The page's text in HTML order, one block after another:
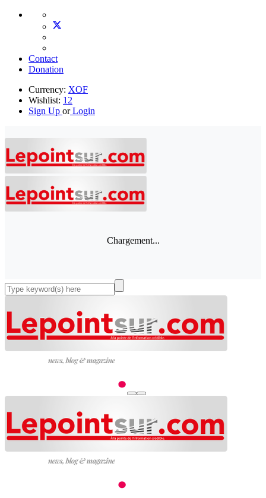
Contact
Donation
Currency: XOF
Wishlist: 12
Sign Up orLogin
Chargement...